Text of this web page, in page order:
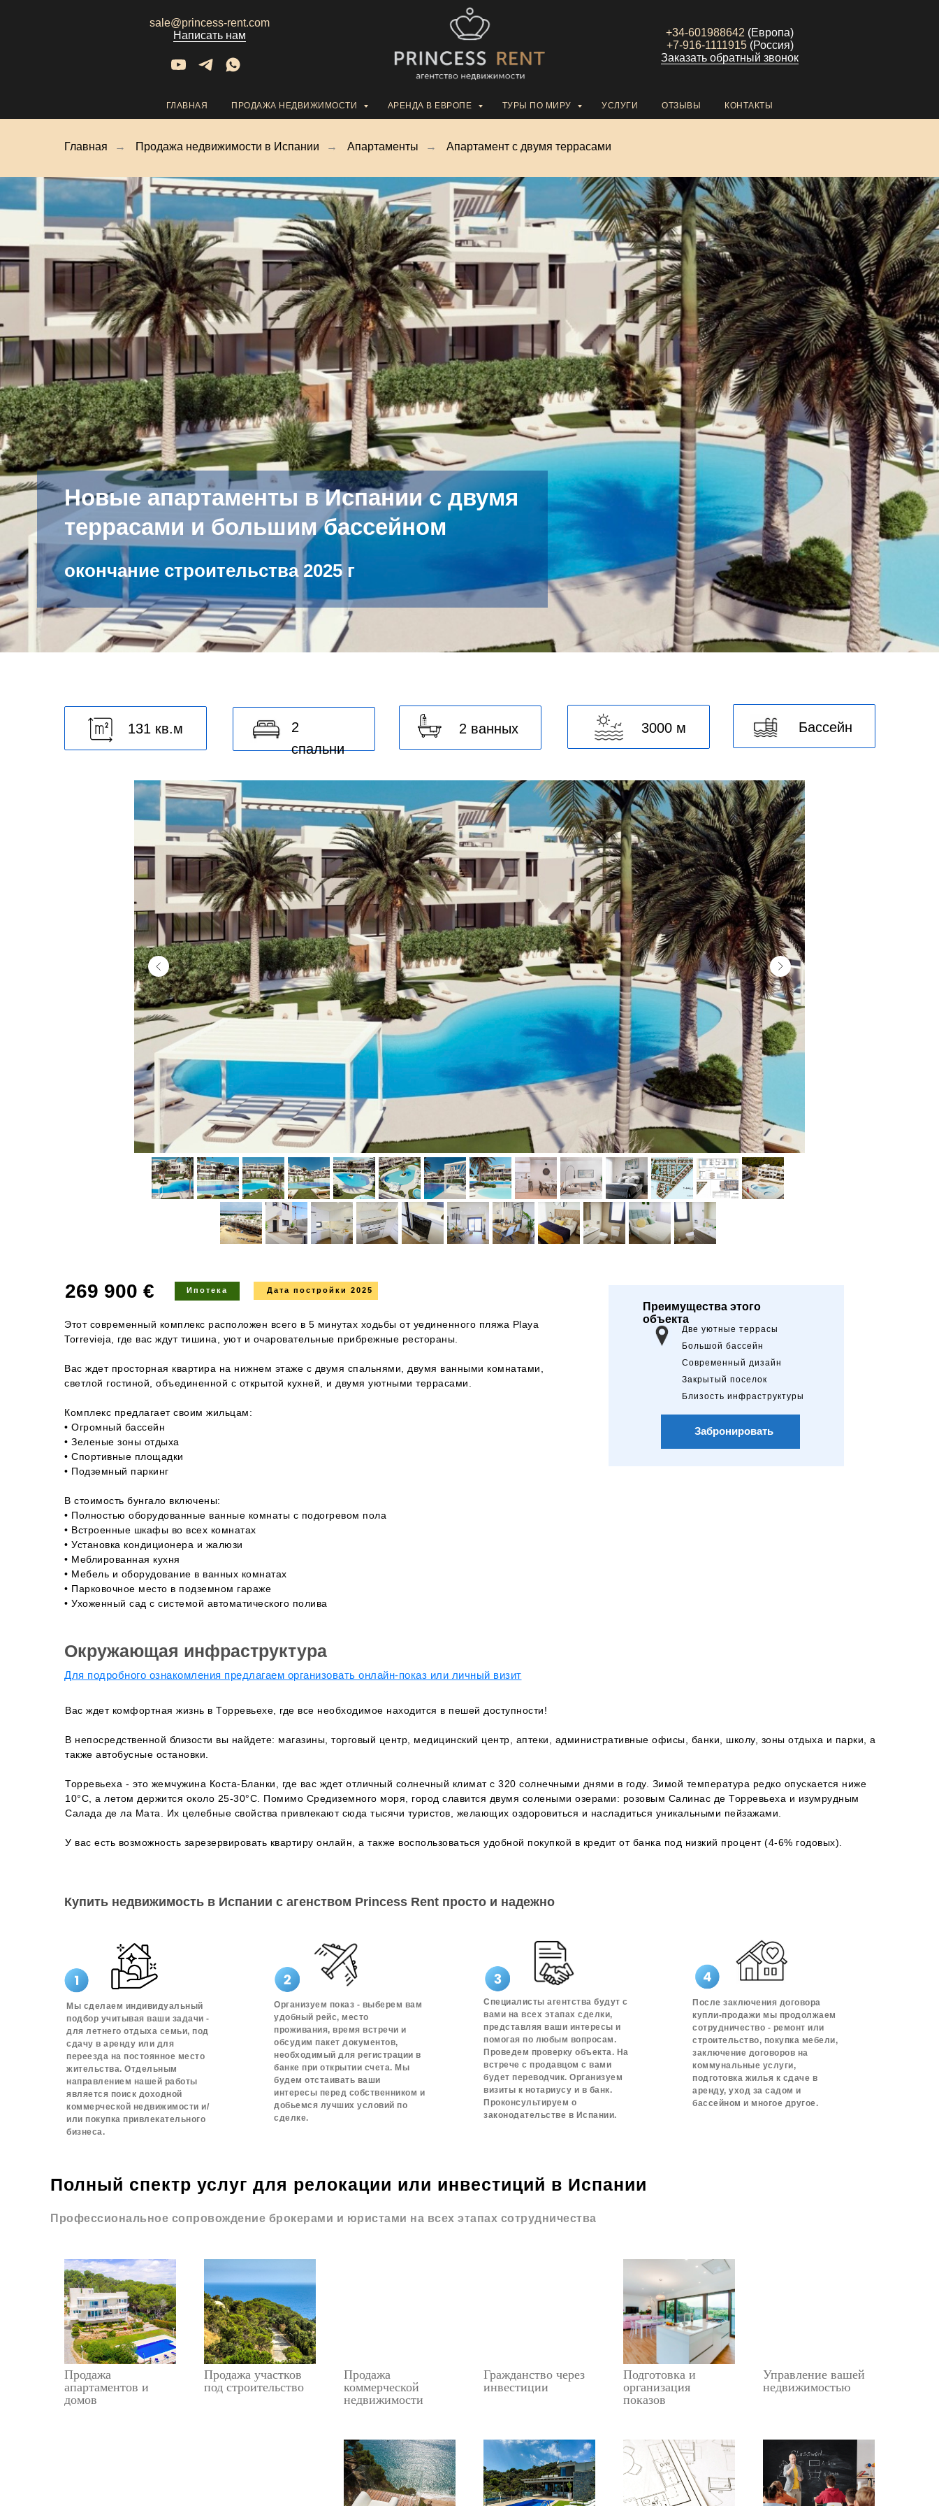
sale@princess-rent.com
Написать нам
+34-601988642 (Европа)
+7-916-1111915(Россия)
Заказать обратный звонок
ГЛАВНАЯ ПРОДАЖА НЕДВИЖИМОСТИ АРЕНДА В ЕВРОПЕ ТУРЫ ПО МИРУ УСЛУГИ ОТЗЫВЫ КОНТАКТЫ
Главная → Продажа недвижимости в Испании → Апартаменты → Апартамент с двумя террасами
Новые апартаменты в Испании с двумя
террасами и большим бассейном
окончание строительства 2025 г
2
спальни
131 кв.м 2 ванных 3000 м Бассейн
269 900 € Ипотека
Этот современный комплекс расположен всего в 5 минутах ходьбы от уединенного пляжа Playa
Torrevieja, где вас ждут тишина, уют и очаровательные прибрежные рестораны.
Вас ждет просторная квартира на нижнем этаже с двумя спальнями, двумя ванными комнатами,
светлой гостиной, объединенной с открытой кухней, и двумя уютными террасами.
Комплекс предлагает своим жильцам:
• Огромный бассейн
• Зеленые зоны отдыха
• Спортивные площадки
• Подземный паркинг
В стоимость бунгало включены:
• Полностью оборудованные ванные комнаты с подогревом пола
• Встроенные шкафы во всех комнатах
• Установка кондиционера и жалюзи
• Меблированная кухня
• Мебель и оборудование в ванных комнатах
• Парковочное место в подземном гараже
• Ухоженный сад с системой автоматического полива
Дата постройки 2025
Преимущества этого
объекта
Забронировать
Две уютные террасы
Большой бассейн
Современный дизайн
Закрытый поселок
Близость инфраструктуры
Окружающая инфраструктура
Для подробного ознакомления предлагаем организовать онлайн-показ или личный визит
Вас ждет комфортная жизнь в Торревьехе, где все необходимое находится в пешей доступности!
В непосредственной близости вы найдете: магазины, торговый центр, медицинский центр, аптеки, административные офисы, банки, школу, зоны отдыха и парки, а
также автобусные остановки.
Торревьеха - это жемчужина Коста-Бланки, где вас ждет отличный солнечный климат с 320 солнечными днями в году. Зимой температура редко опускается ниже
10°C, а летом держится около 25-30°C. Помимо Средиземного моря, город славится двумя солеными озерами: розовым Салинас де Торревьеха и изумрудным
Салада де ла Мата. Их целебные свойства привлекают сюда тысячи туристов, желающих оздоровиться и насладиться уникальными пейзажами.
У вас есть возможность зарезервировать квартиру онлайн, а также воспользоваться удобной покупкой в кредит от банка под низкий процент (4-6% годовых).
Купить недвижимость в Испании с агенством Princess Rent просто и надежно
Мы сделаем индивидуальный
подбор учитывая ваши задачи -
для летнего отдыха семьи, под
сдачу в аренду или для
переезда на постоянное место
жительства. Отдельным
направлением нашей работы
является поиск доходной
коммерческой недвижимости и/
или покупка привлекательного
бизнеса.
Организуем показ - выберем вам
удобный рейс, место
проживания, время встречи и
обсудим пакет документов,
необходимый для регистрации в
банке при открытии счета. Мы
будем отстаивать ваши
интересы перед собственником и
добьемся лучших условий по
сделке.
Специалисты агентства будут с
вами на всех этапах сделки,
представляя ваши интересы и
помогая по любым вопросам.
Проведем проверку объекта. На
встрече с продавцом с вами
будет переводчик. Организуем
визиты к нотариусу и в банк.
Проконсультируем о
законодательстве в Испании.
После заключения договора
купли-продажи мы продолжаем
сотрудничество - ремонт или
строительство, покупка мебели,
заключение договоров на
коммунальные услуги,
подготовка жилья к сдаче в
аренду, уход за садом и
бассейном и многое другое.
Полный спектр услуг для релокации или инвестиций в Испании
Профессиональное сопровождение брокерами и юристами на всех этапах сотрудничества
Продажа
апартаментов и
домов
Продажа участков
под строительство
Продажа
коммерческой
недвижимости
Гражданство через
инвестиции
Подготовка и
организация
показов
Управление вашей
недвижимостью